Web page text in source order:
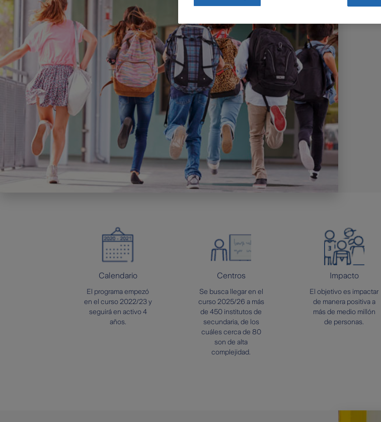
Calendario
El programa empezó
en el curso 2022/23 y
seguirá en activo 4
años.
Centros
Se busca llegar en el
curso 2025/26 a más
de 450 institutos de
secundaria, de los
cuáles cerca de 80
son de alta
complejidad.
Impacto
El objetivo es impactar
de manera positiva a
más de medio millón
de personas.